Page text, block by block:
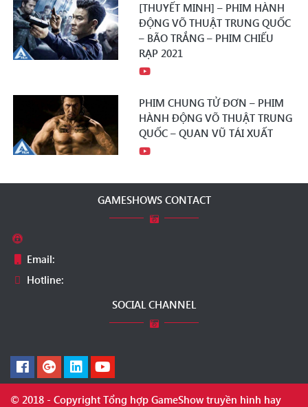
[THUYẾT MINH] – PHIM HÀNH
ĐỘNG VÕ THUẬT TRUNG QUỐC
– BÃO TRẮNG – PHIM CHIẾU
RẠP 2021
PHIM CHUNG TỬ ĐƠN – PHIM
HÀNH ĐỘNG VÕ THUẬT TRUNG
QUỐC – QUAN VŨ TÁI XUẤT
GAMESHOWS CONTACT
Email:
Hotline:
SOCIAL CHANNEL
© 2018 - Copyright Tổng hợp GameShow truyền hình hay